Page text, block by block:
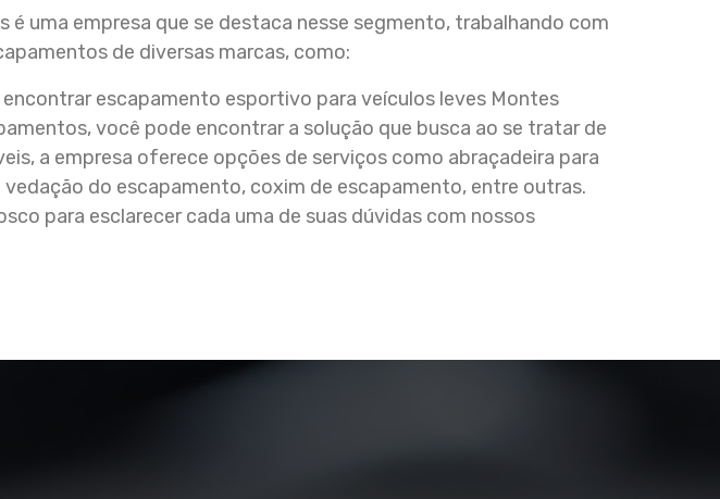
é uma empresa que se destaca nesse segmento, trabalhando com
de diversas marcas, como:
encontrar escapamento esportivo para veículos leves Montes
você pode encontrar a solução que busca ao se tratar de
a empresa oferece opções de serviços como abraçadeira para
vedação do escapamento, coxim de escapamento, entre outras.
para esclarecer cada uma de suas dúvidas com nossos